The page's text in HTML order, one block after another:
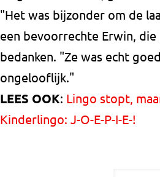
"Het was bijzonder om de
een bevoorrechte Erwin,
bedanken. "Ze was echt
ongelooflijk."
LEES OOK: Lingo stopt,
Kinderlingo: J-O-E-P-I-E-!